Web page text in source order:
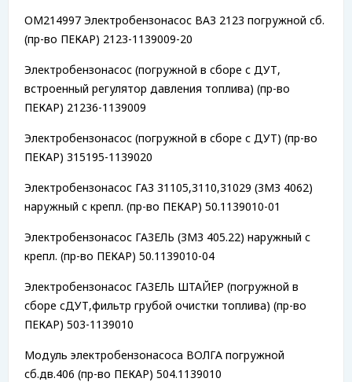
OM214997 Электробензонасос ВАЗ 2123 погружной сб.
(пр-во ПЕКАР) 2123-1139009-20
Электробензонасос (погружной в сборе с ДУТ,
встроенный регулятор давления топлива) (пр-во
ПЕКАР) 21236-1139009
Электробензонасос (погружной в сборе с ДУТ) (пр-во
ПЕКАР) 315195-1139020
Электробензонасос ГАЗ 31105,3110,31029 (ЗМЗ 4062)
наружный с крепл. (пр-во ПЕКАР) 50.1139010-01
Электробензонасос ГАЗЕЛЬ (ЗМЗ 405.22) наружный с
крепл. (пр-во ПЕКАР) 50.1139010-04
Электробензонасос ГАЗЕЛЬ ШТАЙЕР (погружной в
сборе сДУТ,фильтр грубой очистки топлива) (пр-во
ПЕКАР) 503-1139010
Модуль электробензонасоса ВОЛГА погружной
сб.дв.406 (пр-во ПЕКАР) 504.1139010